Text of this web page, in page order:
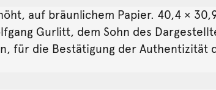
auf bräunlichem Papier. 40,4 ×
Gurlitt, dem Sohn des
für die Bestätigung der Authentizität